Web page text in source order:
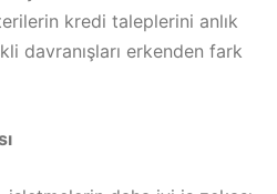
kredi taleplerini anlık
davranışları erkenden fark